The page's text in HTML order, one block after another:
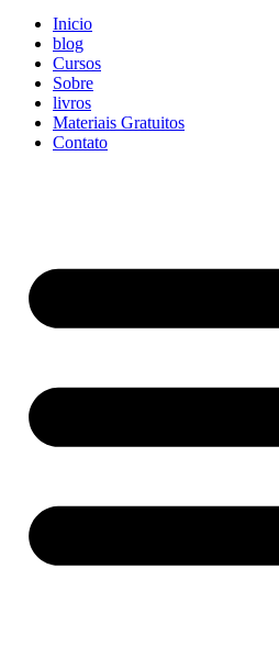
Inicio
blog
Cursos
Sobre
livros
Materiais Gratuitos
Contato